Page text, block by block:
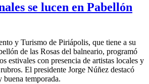
se lucen en Pabellón
y Turismo de Piriápolis, que tiene a su
de las Rosas del balneario, programó
estivales con presencia de artistas locales y
El presidente Jorge Núñez destacó
buena temporada.